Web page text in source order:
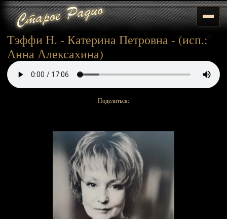
Тэффи Н. - Катерина Петровна - (исп.:
Анна Алексахина)
Поделиться: